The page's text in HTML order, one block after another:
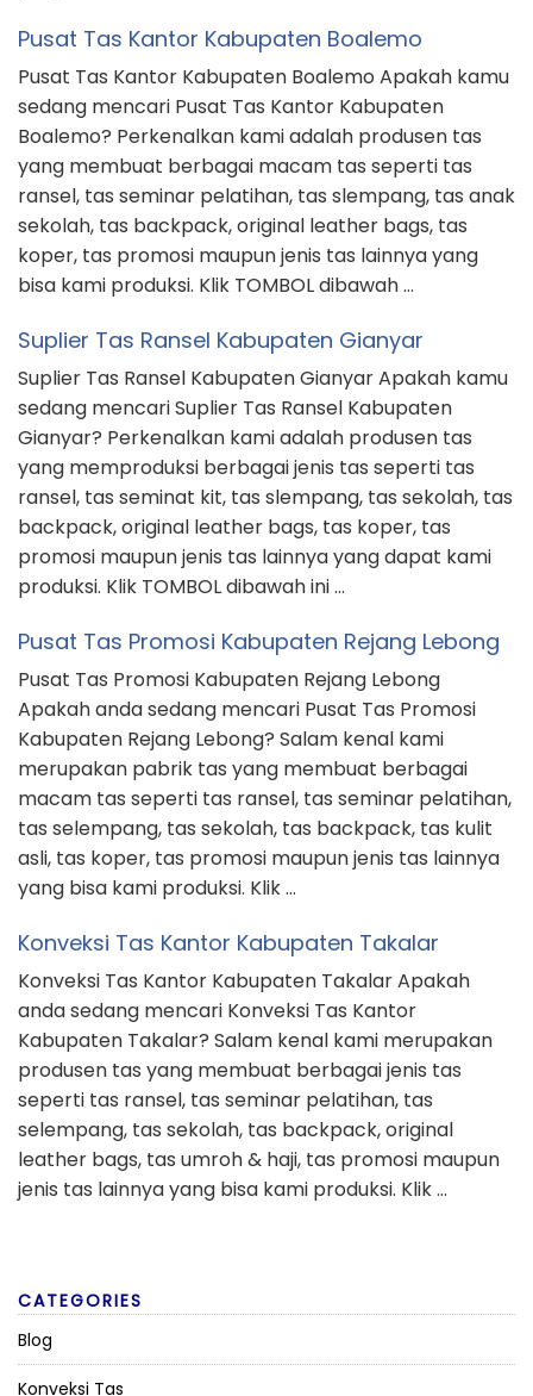
Pusat Tas Kantor Kabupaten Boalemo
Pusat Tas Kantor Kabupaten Boalemo Apakah kamu
sedang mencari Pusat Tas Kantor Kabupaten
Boalemo? Perkenalkan kami adalah produsen tas
yang membuat berbagai macam tas seperti tas
ransel, tas seminar pelatihan, tas slempang, tas anak
sekolah, tas backpack, original leather bags, tas
koper, tas promosi maupun jenis tas lainnya yang
bisa kami produksi. Klik TOMBOL dibawah …
Suplier Tas Ransel Kabupaten Gianyar
Suplier Tas Ransel Kabupaten Gianyar Apakah kamu
sedang mencari Suplier Tas Ransel Kabupaten
Gianyar? Perkenalkan kami adalah produsen tas
yang memproduksi berbagai jenis tas seperti tas
ransel, tas seminat kit, tas slempang, tas sekolah, tas
backpack, original leather bags, tas koper, tas
promosi maupun jenis tas lainnya yang dapat kami
produksi. Klik TOMBOL dibawah ini …
Pusat Tas Promosi Kabupaten Rejang Lebong
Pusat Tas Promosi Kabupaten Rejang Lebong
Apakah anda sedang mencari Pusat Tas Promosi
Kabupaten Rejang Lebong? Salam kenal kami
merupakan pabrik tas yang membuat berbagai
macam tas seperti tas ransel, tas seminar pelatihan,
tas selempang, tas sekolah, tas backpack, tas kulit
asli, tas koper, tas promosi maupun jenis tas lainnya
yang bisa kami produksi. Klik …
Konveksi Tas Kantor Kabupaten Takalar
Konveksi Tas Kantor Kabupaten Takalar Apakah
anda sedang mencari Konveksi Tas Kantor
Kabupaten Takalar? Salam kenal kami merupakan
produsen tas yang membuat berbagai jenis tas
seperti tas ransel, tas seminar pelatihan, tas
selempang, tas sekolah, tas backpack, original
leather bags, tas umroh & haji, tas promosi maupun
jenis tas lainnya yang bisa kami produksi. Klik …
CATEGORIES
Blog
Konveksi Tas